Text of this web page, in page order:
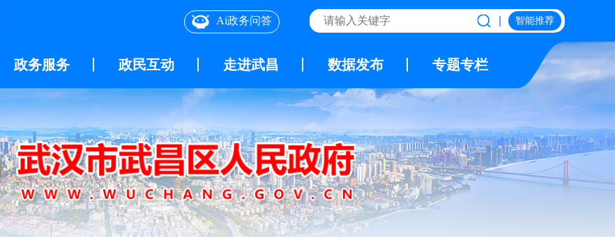
Ai政务问答 智能推荐
政务服务 政民互动 走进武昌 数据发布 专题专栏